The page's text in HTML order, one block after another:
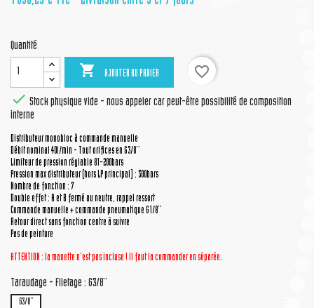
Quantité
 AJOUTER AU PANIER
favorite_border
 Stock physique vide - nous appeler car peut-être possibilité de composition
interne
Distributeur monobloc à commande manuelle
Débit nominal 40l/min - Tout orifices en G3/8''
Limiteur de pression réglable 81-200bars
Pression max distributeur (hors LP principal) : 300bars
Nombre de fonction : 7
Double effet : A et B fermé au neutre, rappel ressort
Commande manuelle + commande pneumatique G1/8''
Retour direct sans fonction centre à suivre
Pas de peinture
ATTENTION : la manette n'est pas incluse ! Il faut la commander en séparée.
Taraudage - Filetage : G3/8''
G3/8''